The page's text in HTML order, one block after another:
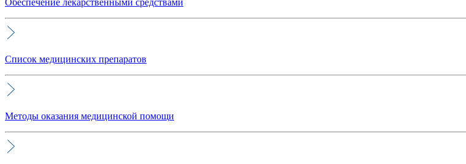
Список медицинских препаратов
Методы оказания медицинской помощи